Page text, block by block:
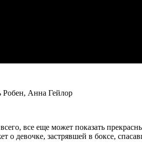
Анна Гейлор
все еще может показать
о девочке, застрявшей в боксе,